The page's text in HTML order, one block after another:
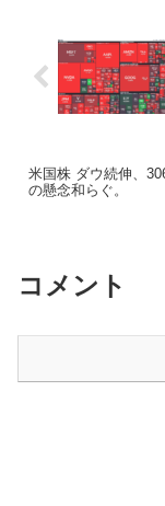
米国株 ダウ続伸、
の懸念和らぐ。
コメント